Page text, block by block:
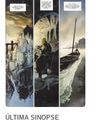
ÚLTIMA SINOPSE